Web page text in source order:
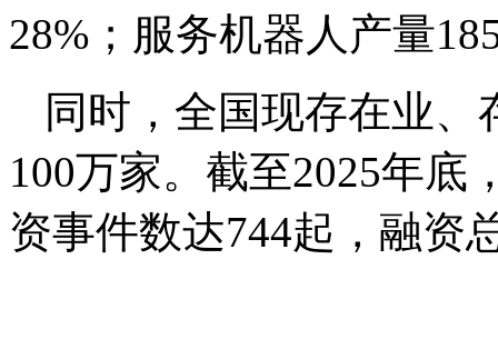
28%；服务机器人产量
同时，全国现存在业
100万家。截至2025年底
资事件数达744起，融资